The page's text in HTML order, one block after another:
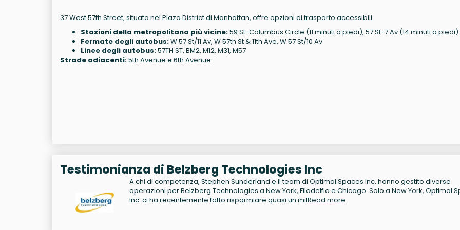
37 West 57th Street, situato nel Plaza District di Manhattan, offre opzioni di trasporto accessibili:
Stazioni della metropolitana più vicine:59 St-Columbus Circle (11 minuti a piedi), 57 St-7 Av (14 minuti a piedi)
Fermate degli autobus:W 57 St/11 Av, W 57th St & 11th Ave, W 57 St/10 Av
Linee degli autobus:57TH ST, BM2, M12, M31, M57
Strade adiacenti:5th Avenue e 6th Avenue
Testimonianza di Belzberg Technologies Inc
A chi di competenza, Stephen Sunderland e il team di Optimal Spaces Inc. hanno gestito diverse
operazioni per Belzberg Technologies a New York, Filadelfia e Chicago. Solo a New York, Optimal
Inc. ci ha recentemente fatto risparmiare quasi un milRead more